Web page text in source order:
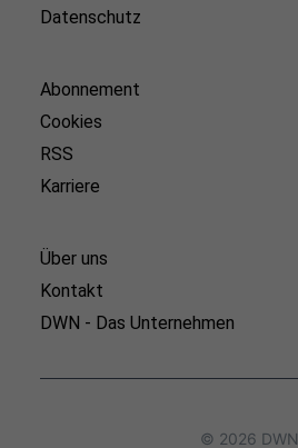
Datenschutz
Abonnement
Cookies
RSS
Karriere
Über uns
Kontakt
DWN - Das Unternehmen
© 2026 DWN